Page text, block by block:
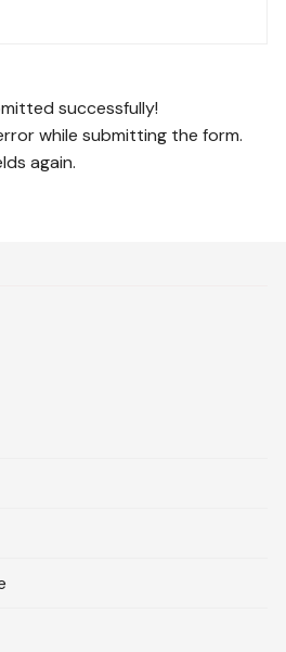
successfully!
while submitting the form.
again.